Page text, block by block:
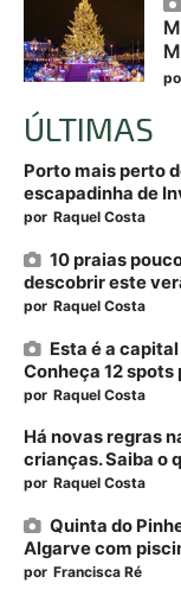
ÚLTIMAS
Porto mais perto
escapadinha de
por Raquel Costa
10 praias
descobrir este
por Raquel Costa
Esta é a
Conheça 12
por Raquel Costa
Há novas regras
crianças. Saiba o
por Raquel Costa
Quinta do
Algarve com
por Francisca Ré